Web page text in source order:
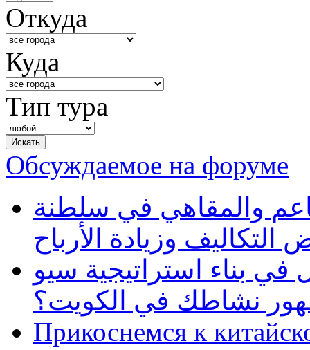
Откуда
Куда
Тип тура
Обсуждаемое на форуме
والمقاهي في سلطنة
وزيادة الأرباح
بناء استراتيجية سيو
نشاطك في الكويت؟
Прикоснемся к